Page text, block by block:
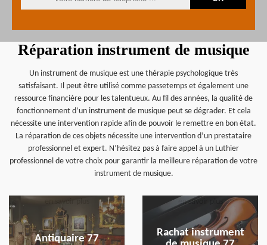
Réparation instrument de musique
Un instrument de musique est une thérapie psychologique très
satisfaisant. Il peut être utilisé comme passetemps et également une
ressource financière pour les talentueux. Au fil des années, la qualité de
fonctionnement d’un instrument de musique peut se dégrader. Et cela
nécessite une intervention rapide afin de pouvoir le remettre en bon état.
La réparation de ces objets nécessite une intervention d’un prestataire
professionnel et expert. N’hésitez pas à faire appel à un Luthier
professionnel de votre choix pour garantir la meilleure réparation de votre
instrument de musique.
Antiquaire 77
en savoir plus
Rachat instrument
en savoir plus